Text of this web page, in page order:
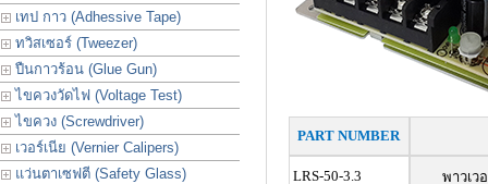
เทป กาว (Adhessive Tape)
ทวิสเซอร์ (Tweezer)
ปืนกาวร้อน (Glue Gun)
ไขควงวัดไฟ (Voltage Test)
ไขควง (Screwdriver)
เวอร์เนีย (Vernier Calipers)
แว่นตาเซฟตี (Safety Glass)
PART NUMBER
LRS-50-3.3 พาวเว